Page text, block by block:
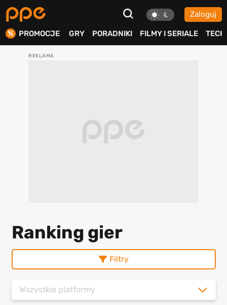
Zaloguj
PROMOCJE GRY PORADNIKI FILMY I SERIALE TECH
Ranking gier
Filtry
Wszystkie platformy